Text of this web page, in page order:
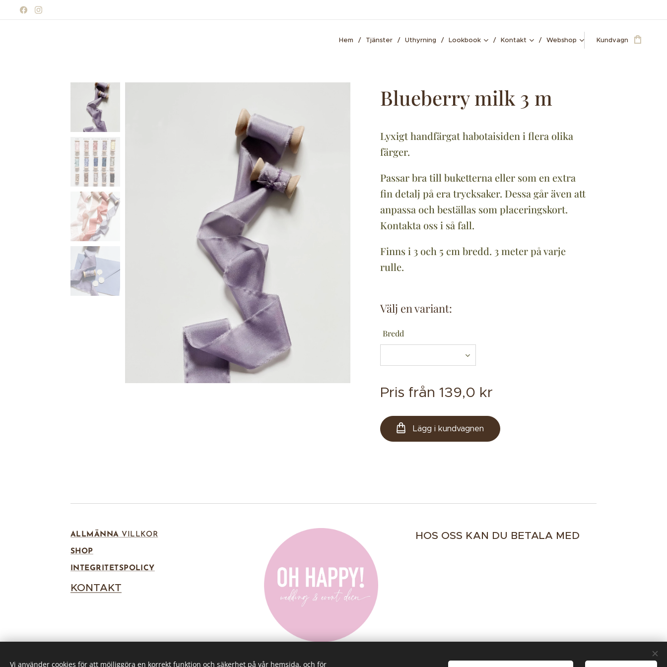
Hem Tjänster Uthyrning Lookbook Kontakt Webshop Kundvagn
Blueberry milk 3 m
Lyxigt handfärgat habotaisiden i flera olika
färger.
Passar bra till buketterna eller som en extra
fin detalj på era trycksaker. Dessa går även att
anpassa och beställas som placeringskort.
Kontakta oss i så fall.
Finns i 3 och 5 cm bredd. 3 meter på varje
rulle.
Välj en variant:
Bredd
Pris från139,0 kr
Lägg i kundvagnen
ALLMÄNNA VILLKOR
SHOP
INTEGRITETSPOLICY
KONTAKT
HOS OSS KAN DU BETALA MED
Vi använder cookies för att möjliggöra en korrekt funktion och säkerhet på vår hemsida, och för